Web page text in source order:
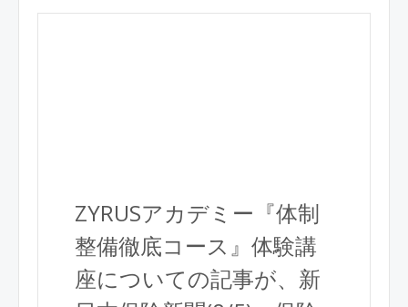
ZYRUSアカデミー『体制
整備徹底コース』体験講
座についての記事が、新